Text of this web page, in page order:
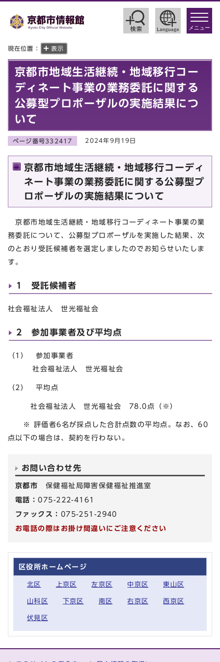
toggle
メニュー
現在位置： 表示
京都市地域生活継続・地域移行コー
ディネート事業の業務委託に関する
公募型プロポーザルの実施結果につ
いて
ページ番号332417 2024年9月19日
京都市地域生活継続・地域移行コーディ
ネート事業の業務委託に関する公募型プ
ロポーザルの実施結果について
京都市地域生活継続・地域移行コーディネート事業の業
務委託について、公募型プロポーザルを実施した結果、次
のとおり受託候補者を選定しましたのでお知らせいたしま
す。
1 受託候補者
社会福祉法人 世光福祉会
2 参加事業者及び平均点
（1） 参加事業者
社会福祉法人 世光福祉会
（2） 平均点
社会福祉法人 世光福祉会 78.0点（※）
※ 評価者6名が採点した合計点数の平均点。なお、60
点以下の場合は、契約を行わない。
お問い合わせ先
京都市 保健福祉局障害保健福祉推進室
電話：075-222-4161
ファックス： 075-251-2940
お電話の際はお掛け間違いにご注意ください
区役所ホームページ
北区 上京区 左京区 中京区 東山区
山科区 下京区 南区 右京区 西京区
伏見区